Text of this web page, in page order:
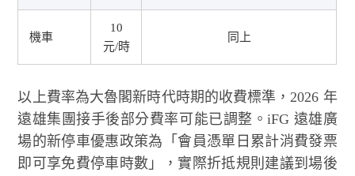
機車
10
元/時
同上
以上費率為大魯閣新時代時期的收費標準，2026 年
遠雄集團接手後部分費率可能已調整。iFG 遠雄廣
場的新停車優惠政策為「會員憑單日累計消費發票
即可享免費停車時數」，實際折抵規則建議到場後